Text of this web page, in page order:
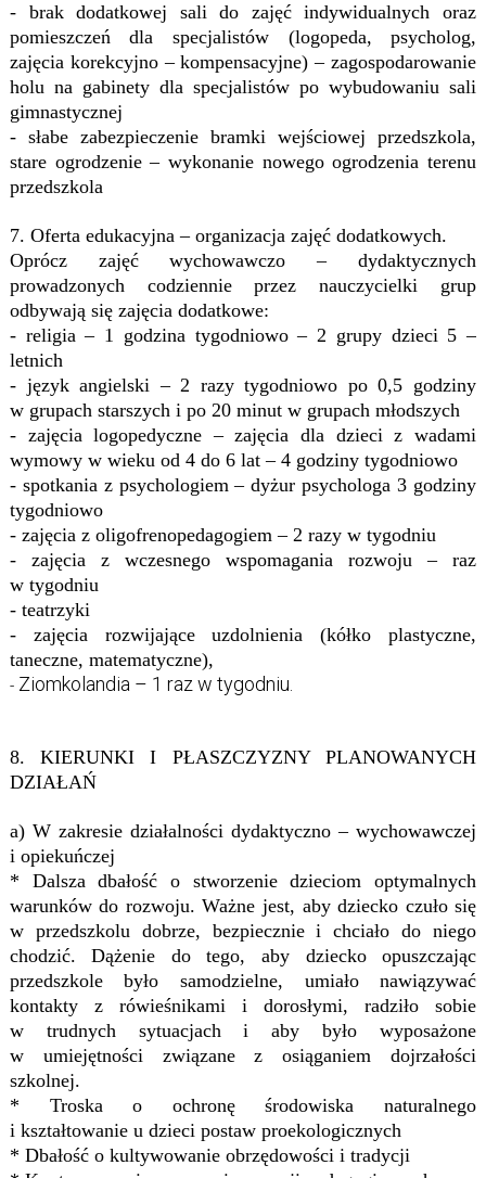
- brak dodatkowej sali do zajęć indywidualnych oraz
pomieszczeń dla specjalistów (logopeda, psycholog,
zajęcia korekcyjno – kompensacyjne) – zagospodarowanie
holu na gabinety dla specjalistów po wybudowaniu sali
gimnastycznej
- słabe zabezpieczenie bramki wejściowej przedszkola,
stare ogrodzenie – wykonanie nowego ogrodzenia terenu
przedszkola
7. Oferta edukacyjna – organizacja zajęć dodatkowych.
Oprócz zajęć wychowawczo – dydaktycznych
prowadzonych codziennie przez nauczycielki grup
odbywają się zajęcia dodatkowe:
- religia – 1 godzina tygodniowo – 2 grupy dzieci 5 –
letnich
- język angielski – 2 razy tygodniowo po 0,5 godziny
w grupach starszych i po 20 minut w grupach młodszych
- zajęcia logopedyczne – zajęcia dla dzieci z wadami
wymowy w wieku od 4 do 6 lat – 4 godziny tygodniowo
- spotkania z psychologiem – dyżur psychologa 3 godziny
tygodniowo
- zajęcia z oligofrenopedagogiem – 2 razy w tygodniu
- zajęcia z wczesnego wspomagania rozwoju – raz
w tygodniu
- teatrzyki
- zajęcia rozwijające uzdolnienia (kółko plastyczne,
taneczne, matematyczne),
-Ziomkolandia – 1 raz w tygodniu.
8. KIERUNKI I PŁASZCZYZNY PLANOWANYCH
DZIAŁAŃ
a) W zakresie działalności dydaktyczno – wychowawczej
i opiekuńczej
* Dalsza dbałość o stworzenie dzieciom optymalnych
warunków do rozwoju. Ważne jest, aby dziecko czuło się
w przedszkolu dobrze, bezpiecznie i chciało do niego
chodzić. Dążenie do tego, aby dziecko opuszczając
przedszkole było samodzielne, umiało nawiązywać
kontakty z rówieśnikami i dorosłymi, radziło sobie
w trudnych sytuacjach i aby było wyposażone
w umiejętności związane z osiąganiem dojrzałości
szkolnej.
* Troska o ochronę środowiska naturalnego
i kształtowanie u dzieci postaw proekologicznych
* Dbałość o kultywowanie obrzędowości i tradycji